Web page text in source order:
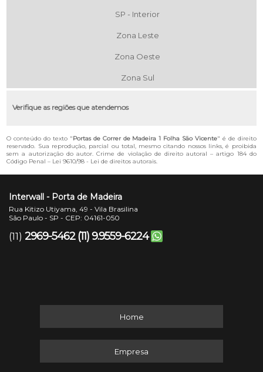
SP - Interior
Zona Leste
Zona Oeste
Zona Sul
Verifique as regiões que atendemos
O conteúdo do texto "Portas de Correr de Madeira 1 Folha São Vicente" é de direito
reservado. Sua reprodução, parcial ou total, mesmo citando nossos links, é proibida
sem a autorização do autor. Crime de violação de direito autoral – artigo 184 do
Código Penal – Lei 9610/98 - Lei de direitos autorais.
Interwall - Porta de Madeira
Rua Kitizo Utiyama, 49 - Vila Brasilina
São Paulo - SP - CEP: 04161-050
(11) 2969-5462 (11) 9.9559-6224
Home
Empresa